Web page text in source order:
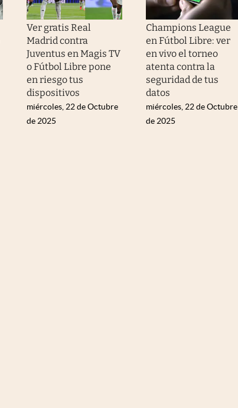
Ver gratis Real
Madrid contra
Juventus en Magis TV
o Fútbol Libre pone
en riesgo tus
dispositivos
miércoles, 22 de Octubre
de 2025
Champions League
en Fútbol Libre: ver
en vivo el torneo
atenta contra la
seguridad de tus
datos
miércoles, 22 de Octubre
de 2025